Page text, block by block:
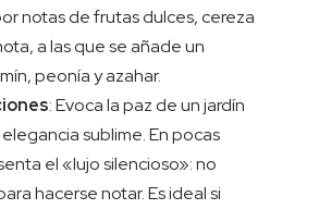
notas de frutas dulces, cereza
a las que se añade un
peonía y azahar.
: Evoca la paz de un jardín
sublime. En pocas
el «lujo silencioso»: no
hacerse notar. Es ideal si